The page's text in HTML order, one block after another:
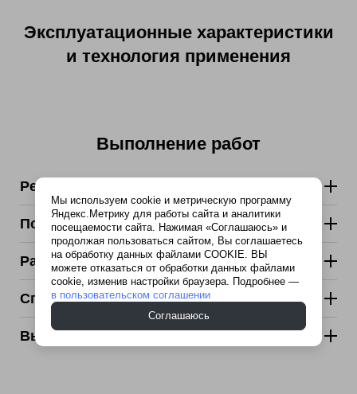
Эксплуатационные характеристики
и технология применения
Выполнение работ
Рекомендуемые поверхности:
Подготовка поверхности:
Расход смеси:
Способ приготовления раствора:
Выполнение работ:
Мы используем cookie и метрическую программу
Яндекс.Метрику для работы сайта и аналитики
посещаемости сайта. Нажимая «Соглашаюсь» и
продолжая пользоваться сайтом, Вы соглашаетесь
на обработку данных файлами COOKIE. ВЫ
можете отказаться от обработки данных файлами
cookie, изменив настройки браузера. Подробнее —
в пользовательском соглашении
Соглашаюсь